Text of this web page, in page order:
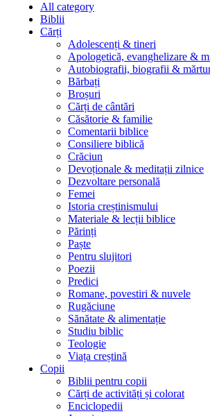
All category
Biblii
Cărți
Adolescenți & tineri
Apologetică, evanghelizare &
Autobiografii, biografii &
Bărbați
Broșuri
Cărți de cântări
Căsătorie & familie
Comentarii biblice
Consiliere biblică
Crăciun
Devoționale & meditații zilnice
Dezvoltare personală
Femei
Istoria creștinismului
Materiale & lecții biblice
Părinți
Paște
Pentru slujitori
Poezii
Predici
Romane, povestiri & nuvele
Rugăciune
Sănătate & alimentație
Studiu biblic
Teologie
Viața creștină
Copii
Biblii pentru copii
Cărți de activități și colorat
Enciclopedii